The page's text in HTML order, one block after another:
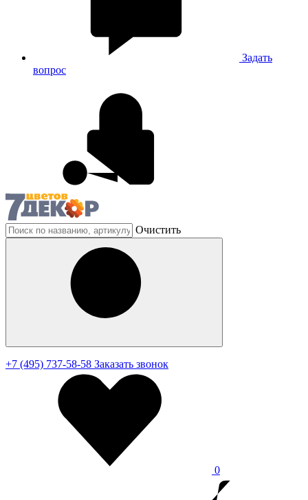
Задать
вопрос
Очистить
+7 (495) 737-58-58 Заказать звонок
0